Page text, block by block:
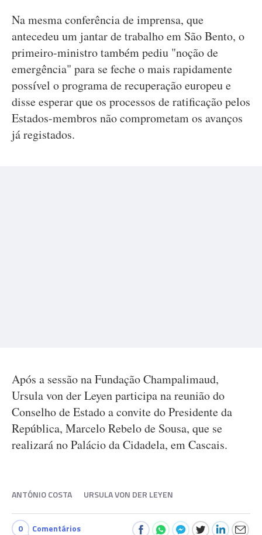
Na mesma conferência de imprensa, que
antecedeu um jantar de trabalho em São Bento, o
primeiro-ministro também pediu "noção de
emergência" para se feche o mais rapidamente
possível o programa de recuperação europeu e
disse esperar que os processos de ratificação pelos
Estados-membros não comprometam os avanços
já registados.
Após a sessão na Fundação Champalimaud,
Ursula von der Leyen participa na reunião do
Conselho de Estado a convite do Presidente da
República, Marcelo Rebelo de Sousa, que se
realizará no Palácio da Cidadela, em Cascais.
ANTÓNIO COSTA URSULA VON DER LEYEN
0 Comentários